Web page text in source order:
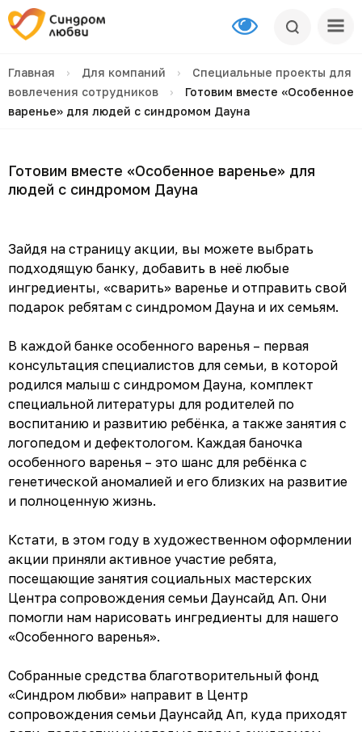
Главная › Для компаний ›
Специальные проекты для
вовлечения сотрудников
›
Готовим вместе «Особенное
варенье» для людей с синдромом Дауна
Готовим вместе «Особенное варенье» для
людей с синдромом Дауна
Зайдя на страницу акции, вы можете выбрать
подходящую банку, добавить в неё любые
ингредиенты, «сварить» варенье и отправить свой
подарок ребятам с синдромом Дауна и их семьям.
В каждой банке особенного варенья – первая
консультация специалистов для семьи, в которой
родился малыш с синдромом Дауна, комплект
специальной литературы для родителей по
воспитанию и развитию ребёнка, а также занятия с
логопедом и дефектологом. Каждая баночка
особенного варенья – это шанс для ребёнка с
генетической аномалией и его близких на развитие
и полноценную жизнь.
Кстати, в этом году в художественном оформлении
акции приняли активное участие ребята,
посещающие занятия социальных мастерских
Центра сопровождения семьи Даунсайд Ап. Они
помогли нам нарисовать ингредиенты для нашего
«Особенного варенья».
Собранные средства благотворительный фонд
«Синдром любви» направит в Центр
сопровождения семьи Даунсайд Ап, куда приходят